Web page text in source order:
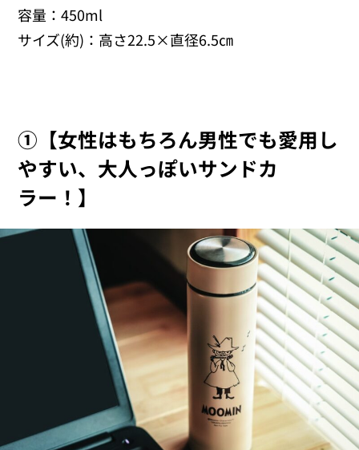
容量：450ml
サイズ(約)：高さ22.5×直径6.5㎝
①【女性はもちろん男性でも愛用し
やすい、大人っぽいサンドカ
ラー！】